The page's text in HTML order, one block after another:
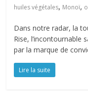
huiles végétales, Monoï,
Dans notre radar, la
Rise, l’incontournable
par la marque de
Lire la suite